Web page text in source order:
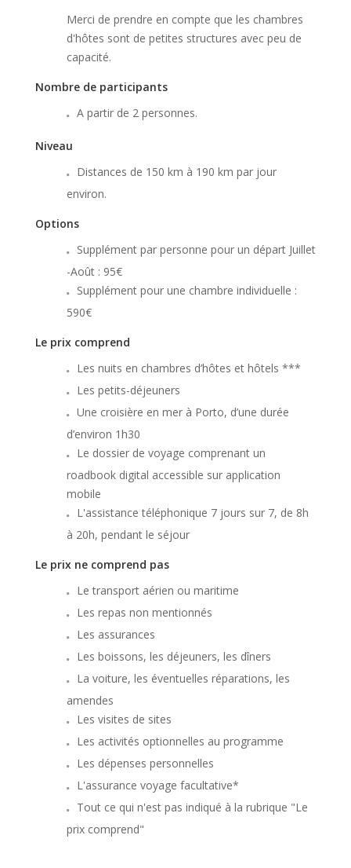
Merci de prendre en compte que les chambres
d'hôtes sont de petites structures avec peu de
capacité.
Nombre de participants
A partir de 2 personnes.
Niveau
Distances de 150 km à 190 km par jour
environ.
Options
Supplément par personne pour un départ Juillet
-Août : 95€
Supplément pour une chambre individuelle :
590€
Le prix comprend
Les nuits en chambres d’hôtes et hôtels ***
Les petits-déjeuners
Une croisière en mer à Porto, d’une durée
d’environ 1h30
Le dossier de voyage comprenant un
roadbook digital accessible sur application
mobile
L'assistance téléphonique 7 jours sur 7, de 8h
à 20h, pendant le séjour
Le prix ne comprend pas
Le transport aérien ou maritime
Les repas non mentionnés
Les assurances
Les boissons, les déjeuners, les dîners
La voiture, les éventuelles réparations, les
amendes
Les visites de sites
Les activités optionnelles au programme
Les dépenses personnelles
L'assurance voyage facultative*
Tout ce qui n'est pas indiqué à la rubrique "Le
prix comprend"